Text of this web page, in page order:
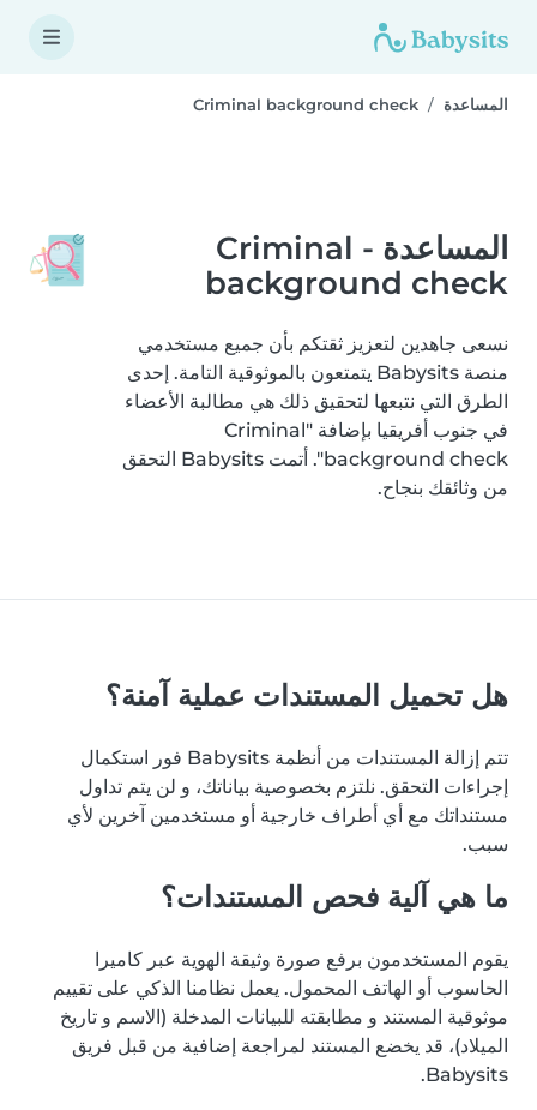
المساعدة Criminal background check
المساعدة - Criminal
background check
نسعى جاهدين لتعزيز ثقتكم بأن جميع مستخدمي
منصة Babysits يتمتعون بالموثوقية التامة. إحدى
الطرق التي نتبعها لتحقيق ذلك هي مطالبة الأعضاء
في جنوب أفريقيا بإضافة "Criminal
background check". أتمت Babysits التحقق
من وثائقك بنجاح.
هل تحميل المستندات عملية آمنة؟
تتم إزالة المستندات من أنظمة Babysits فور استكمال
إجراءات التحقق. نلتزم بخصوصية بياناتك، و لن يتم تداول
مستنداتك مع أي أطراف خارجية أو مستخدمين آخرين لأي
سبب.
ما هي آلية فحص المستندات؟
يقوم المستخدمون برفع صورة وثيقة الهوية عبر كاميرا
الحاسوب أو الهاتف المحمول. يعمل نظامنا الذكي على تقييم
موثوقية المستند و مطابقته للبيانات المدخلة (الاسم و تاريخ
الميلاد)، قد يخضع المستند لمراجعة إضافية من قبل فريق
Babysits.